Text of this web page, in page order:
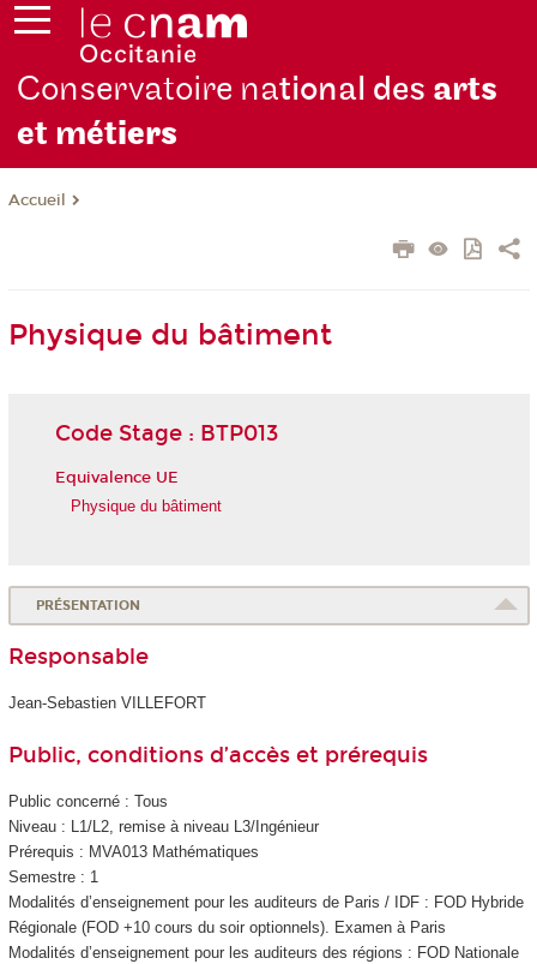
Conservatoire national des arts
et métiers
Accueil
Physique du bâtiment
Code Stage : BTP013
Equivalence UE
Physique du bâtiment
PRÉSENTATION
Responsable
Jean-Sebastien VILLEFORT
Public, conditions d’accès et prérequis
Public concerné : Tous
Niveau : L1/L2, remise à niveau L3/Ingénieur
Prérequis : MVA013 Mathématiques
Semestre : 1
Modalités d’enseignement pour les auditeurs de Paris / IDF : FODHybride
Régionale (FOD+10 cours du soir optionnels). Examen à Paris
Modalités d’enseignement pour les auditeurs des régions : FOD Nationale